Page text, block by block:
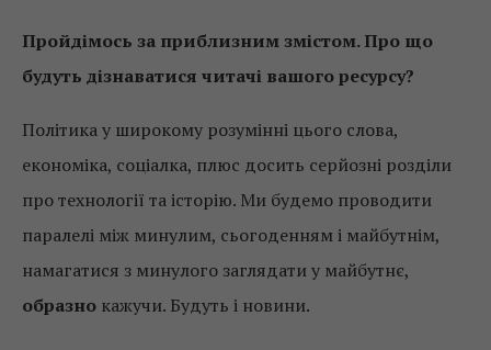
Пройдімось за приблизним змістом. Про що
будуть дізнаватися читачі вашого ресурсу?
Політика у широкому розумінні цього слова,
економіка, соціалка, плюс досить серйозні розділи
про технології та історію. Ми будемо проводити
паралелі між минулим, сьогоденням і майбутнім,
намагатися з минулого заглядати у майбутнє,
образно кажучи. Будуть і новини.